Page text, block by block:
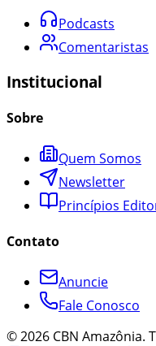
Podcasts
Comentaristas
Institucional
Sobre
Quem Somos
Newsletter
Princípios
Contato
Anuncie
Fale Conosco
©2026 CBN Amazônia.